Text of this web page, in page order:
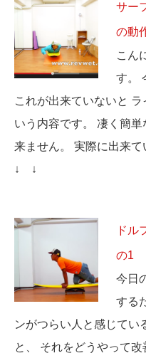
サー
の動
こん
す。
これが出来ていないと
いう内容です。 凄く簡
来ません。 実際に出来
↓ ↓
ドル
の1
今日
する
ンがつらい人と感じてい
と、 それをどうやって